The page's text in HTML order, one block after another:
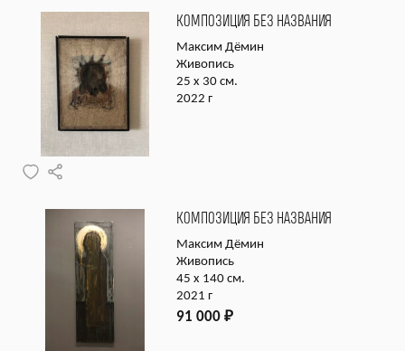
КОМПОЗИЦИЯ БЕЗ НАЗВАНИЯ
Максим Дёмин
Живопись
25 х 30 см.
2022 г
КОМПОЗИЦИЯ БЕЗ НАЗВАНИЯ
Максим Дёмин
Живопись
45 х 140 см.
2021 г
91 000 ₽